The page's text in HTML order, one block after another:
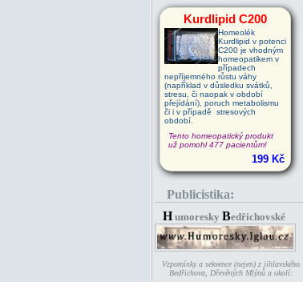
Kurdlipid C200
Homeolék
Kurdlipid v potenci
C200 je vhodným
homeopatikem v
případech
nepříjemného růstu váhy
(například v důsledku svátků,
stresu, či naopak v období
přejídání), poruch metabolismu
či i v případě stresových
období.
Tento homeopatický produkt
už pomohl 477 pacientům!
199 Kč
Publicistika:
H umoresky Bedřichovské
Vzpomínky a sekvence (nejen) z jihlavského
Bedřichova, Dřevěných Mlýnů a okolí: